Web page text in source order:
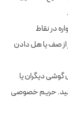
در نقاط
صف یا هل دادن
گوشی دیگران یا
کنید. حریم خصوصی